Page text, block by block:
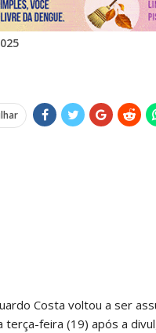
Costa voltou a ser
terça-feira (19) após a